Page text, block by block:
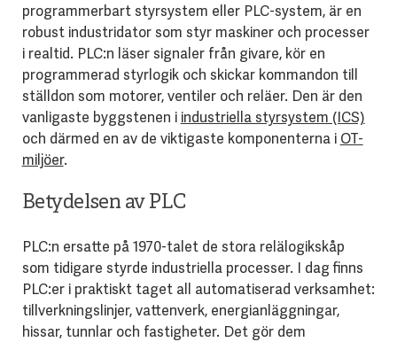
programmerbart styrsystem eller PLC-system, är en
robust industridator som styr maskiner och processer
i realtid. PLC:n läser signaler från givare, kör en
programmerad styrlogik och skickar kommandon till
ställdon som motorer, ventiler och reläer. Den är den
vanligaste byggstenen i industriella styrsystem (ICS)
och därmed en av de viktigaste komponenterna i OT-
miljöer.
Betydelsen av PLC
PLC:n ersatte på 1970-talet de stora relälogikskåp
som tidigare styrde industriella processer. I dag finns
PLC:er i praktiskt taget all automatiserad verksamhet:
tillverkningslinjer, vattenverk, energianläggningar,
hissar, tunnlar och fastigheter. Det gör dem